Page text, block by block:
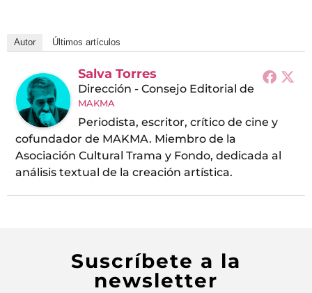
Autor Últimos artículos
Salva Torres
Dirección - Consejo Editorial de
MAKMA
Periodista, escritor, crítico de cine y
cofundador de MAKMA. Miembro de la
Asociación Cultural Trama y Fondo, dedicada al
análisis textual de la creación artística.
Suscríbete a la
newsletter